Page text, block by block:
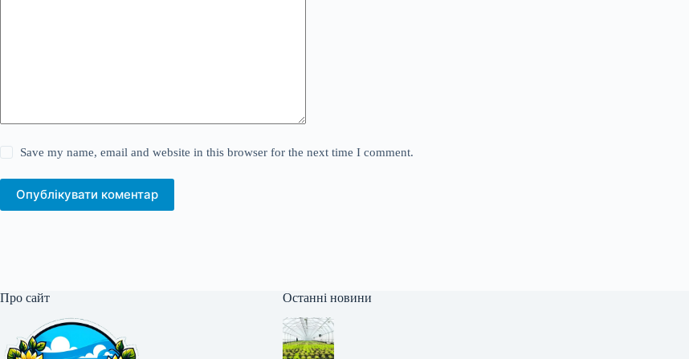
Save my name, email and website in this browser for the next time I comment.
Опублікувати коментар
Про сайт Останні новини